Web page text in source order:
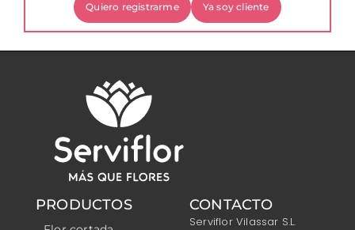
Quiero registrarme Ya soy cliente
PRODUCTOS CONTACTO
Serviflor Vilassar S.L.